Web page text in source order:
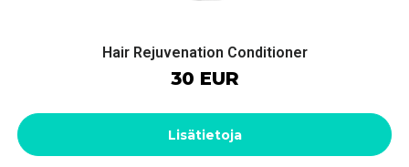
Hair Rejuvenation Conditioner
30 EUR
Lisätietoja